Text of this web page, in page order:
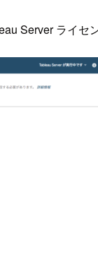
Server ライセ